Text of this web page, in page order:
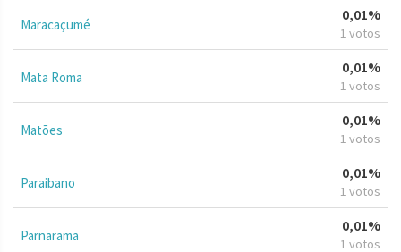
Maracaçumé
0,01%
1 votos
Mata Roma
0,01%
1 votos
Matões
0,01%
1 votos
Paraibano
0,01%
1 votos
Parnarama
0,01%
1 votos